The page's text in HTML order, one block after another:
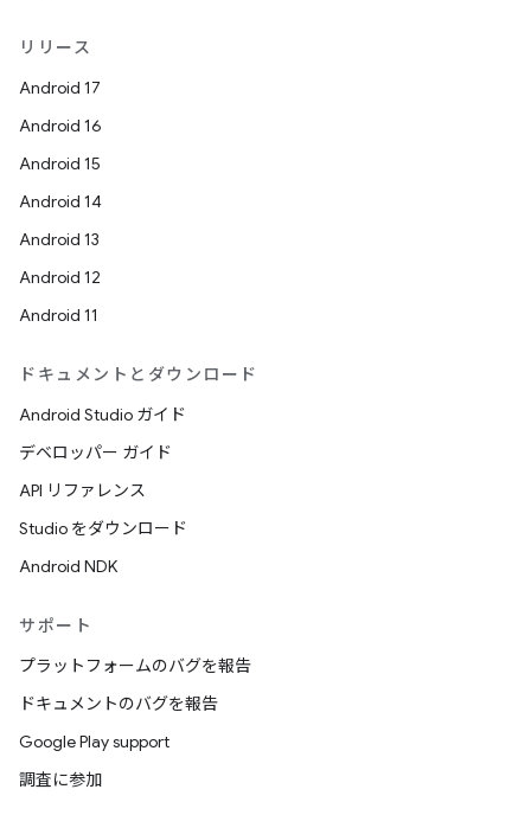
リリース
Android 17
Android 16
Android 15
Android 14
Android 13
Android 12
Android 11
ドキュメントとダウンロード
Android Studio ガイド
デベロッパー ガイド
API リファレンス
Studio をダウンロード
Android NDK
サポート
プラットフォームのバグを報告
ドキュメントのバグを報告
Google Play support
調査に参加